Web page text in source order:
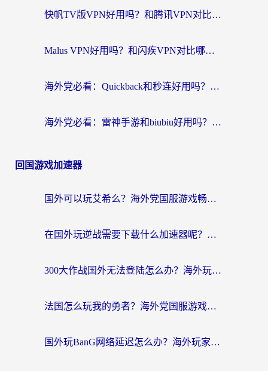
快帆TV版VPN好用吗？和腾讯VPN对比哪个回国效果更好？海外党必看的真实体验指南
Malus VPN好用吗？和闪疾VPN对比哪个回国效果更好？海外华人的实用避坑指南
海外党必看：Quickback和秒连好用吗？3步选对回国加速器，无缝刷国内资源
海外党必看：雷神手游和biubiu好用吗？3招选对回国加速器无缝刷国内资源
回国游戏加速器
国外可以玩艾希么？海外党国服游戏畅玩终极指南（附加速器选择秘籍）
在国外玩逆战需要下载什么加速器呢？海外党亲测有效的国服游戏加速指南
300大作战国外无法登陆怎么办？海外玩家亲测有效的解决指南
法国怎么玩我的勇者？海外党国服游戏不卡攻略，附3款热门游戏加速实测
国外玩BanG网络延迟怎么办？海外玩家亲测有效的国服游戏加速指南